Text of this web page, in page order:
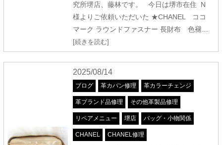
究所堺店、藤林です。 今日は堺市在住 N
様よりご依頼いただいた ★CHANEL ココ
マーク ラウンドファスナー 長財布 色褪…
[続きを読む]
2025/08/14
ブログ 革カバン修理 革カラーチェンジ
革ブランド品修理 その他革製品修理
リペアメニュー 堺店 バッグ・小物関係
CHANEL CHANEL修理